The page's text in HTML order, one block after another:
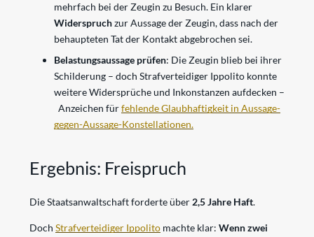
mehrfach bei der Zeugin zu Besuch. Ein klarer
Widerspruchzur Aussage der Zeugin, dass nach der
behaupteten Tat der Kontakt abgebrochen sei.
Belastungsaussage prüfen: Die Zeugin blieb bei ihrer
Schilderung – doch Strafverteidiger Ippolito konnte
weitere Widersprüche und Inkonstanzen aufdecken –
Anzeichen fürfehlende Glaubhaftigkeit in Aussage-
gegen-Aussage-Konstellationen.
Ergebnis: Freispruch
Die Staatsanwaltschaft forderte über 2,5 Jahre Haft.
Doch Strafverteidiger Ippolito machte klar: Wenn zwei